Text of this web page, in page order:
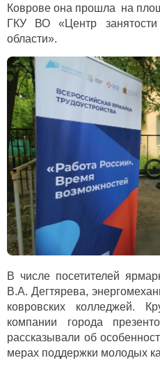
Коврове она прошла на
ГКУ ВО «Центр занятости
области».
В числе посетителей
В.А. Дегтярева,
ковровских колледжей.
компании города
рассказывали об
мерах поддержки молодых